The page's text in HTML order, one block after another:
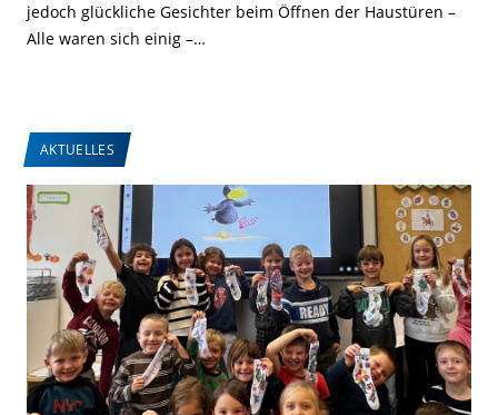
jedoch glückliche Gesichter beim Öffnen der Haustüren –
Alle waren sich einig –…
AKTUELLES